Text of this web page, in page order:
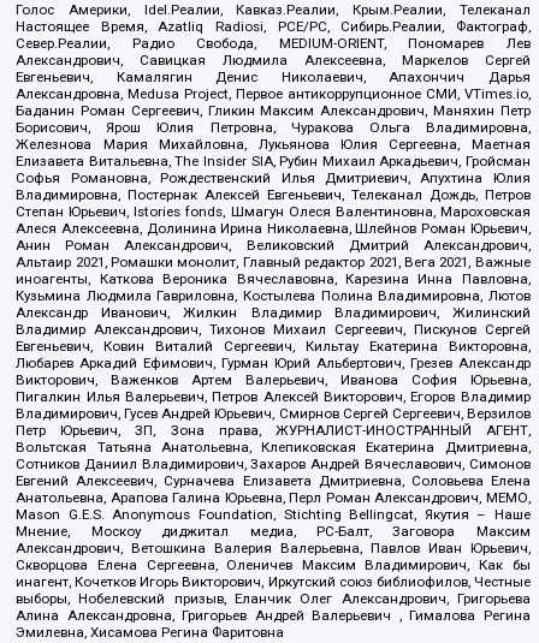
Голос Америки, Idel.Реалии, Кавказ.Реалии, Крым.Реалии, Телеканал
Настоящее Время, Azatliq Radiosi, PCE/PC, Сибирь.Реалии, Фактограф,
Север.Реалии, Радио Свобода, MEDIUM-ORIENT, Пономарев Лев
Александрович, Савицкая Людмила Алексеевна, Маркелов Сергей
Евгеньевич, Камалягин Денис Николаевич, Апахончич Дарья
Александровна, Medusa Project, Первое антикоррупционное СМИ, VTimes.io,
Баданин Роман Сергеевич, Гликин Максим Александрович, Маняхин Петр
Борисович, Ярош Юлия Петровна, Чуракова Ольга Владимировна,
Железнова Мария Михайловна, Лукьянова Юлия Сергеевна, Маетная
Елизавета Витальевна, The Insider SIA, Рубин Михаил Аркадьевич, Гройсман
Софья Романовна, Рождественский Илья Дмитриевич, Апухтина Юлия
Владимировна, Постернак Алексей Евгеньевич, Телеканал Дождь, Петров
Степан Юрьевич, Istories fonds, Шмагун Олеся Валентиновна, Мароховская
Алеся Алексеевна, Долинина Ирина Николаевна, Шлейнов Роман Юрьевич,
Анин Роман Александрович, Великовский Дмитрий Александрович,
Альтаир 2021, Ромашки монолит, Главный редактор 2021, Вега 2021, Важные
иноагенты, Каткова Вероника Вячеславовна, Карезина Инна Павловна,
Кузьмина Людмила Гавриловна, Костылева Полина Владимировна, Лютов
Александр Иванович, Жилкин Владимир Владимирович, Жилинский
Владимир Александрович, Тихонов Михаил Сергеевич, Пискунов Сергей
Евгеньевич, Ковин Виталий Сергеевич, Кильтау Екатерина Викторовна,
Любарев Аркадий Ефимович, Гурман Юрий Альбертович, Грезев Александр
Викторович, Важенков Артем Валерьевич, Иванова София Юрьевна,
Пигалкин Илья Валерьевич, Петров Алексей Викторович, Егоров Владимир
Владимирович, Гусев Андрей Юрьевич, Смирнов Сергей Сергеевич, Верзилов
Петр Юрьевич, ЗП, Зона права, ЖУРНАЛИСТ-ИНОСТРАННЫЙ АГЕНТ,
Вольтская Татьяна Анатольевна, Клепиковская Екатерина Дмитриевна,
Сотников Даниил Владимирович, Захаров Андрей Вячеславович, Симонов
Евгений Алексеевич, Сурначева Елизавета Дмитриевна, Соловьева Елена
Анатольевна, Арапова Галина Юрьевна, Перл Роман Александрович, МЕМО,
Mason G.E.S. Anonymous Foundation, Stichting Bellingcat, Якутия – Наше
Мнение, Москоу диджитал медиа, РС-Балт, Заговора Максим
Александрович, Ветошкина Валерия Валерьевна, Павлов Иван Юрьевич,
Скворцова Елена Сергеевна, Оленичев Максим Владимирович, Как бы
инагент, Кочетков Игорь Викторович, Иркутский союз библиофилов, Честные
выборы, Нобелевский призыв, Еланчик Олег Александрович, Григорьева
Алина Александровна, Григорьев Андрей Валерьевич , Гималова Регина
Эмилевна, Хисамова Регина Фаритовна